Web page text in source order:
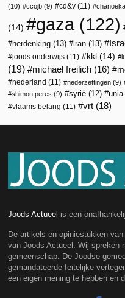
(10)
ccojb (9) cd&v (11) chanoeka
(14) gaza (122)
herdenking (13) iran (13)
joods onderwijs (11) kkl (14)
(19)
michael freilich (16)
nederland (11) nederzettingen (9)
shimon peres (9) syrië (12) unia
vlaams belang (11) vrt (18)
Joods Actueel is een
De artikels en opiniestukken
van Joods Actueel. Wij spreken
gemeenschap. De Joodse
gemandateerde feitelijke
een eigen mening te hebben en